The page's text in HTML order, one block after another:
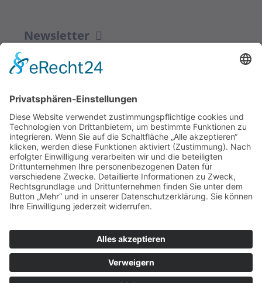
Newsletter
ZUR ANMELDUNG
Redaktion bbkult.net
Centrum Bavaria Bohemia (CeBB)
Dr. Veronika Hofinger
Freyung 1, 92539 Schönsee
Tel.:+49 (0)9674 / 92 48 78
veronika.hofinger@cebb.de
bbkult.net